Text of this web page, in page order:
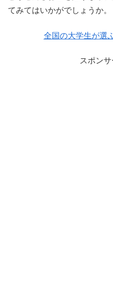
てみてはいかがでしょうか。
全国の大学生が選
スポン